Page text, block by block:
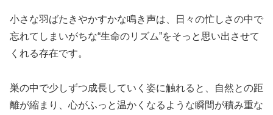
小さな羽ばたきやかすかな鳴き声は、日々の忙しさの中で
忘れてしまいがちな“生命のリズム”をそっと思い出させて
くれる存在です。
巣の中で少しずつ成長していく姿に触れると、自然との距
離が縮まり、心がふっと温かくなるような瞬間が積み重な